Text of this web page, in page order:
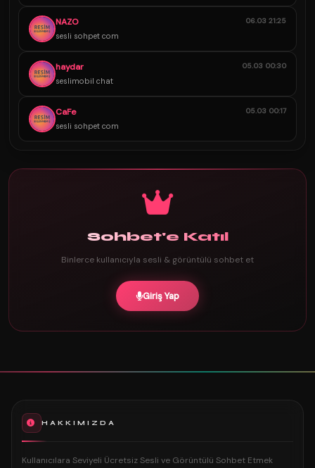
NAZO
sesli sohpet com
06.03 21:25
haydar
seslimobil chat
05.03 00:30
CaFe
sesli sohpet com
05.03 00:17
Sohbet'e Katıl
Binlerce kullanıcıyla sesli & görüntülü sohbet et
Giriş Yap
HAKKIMIZDA
Kullanıcılara Seviyeli Ücretsiz Sesli ve Görüntülü Sohbet Etmek